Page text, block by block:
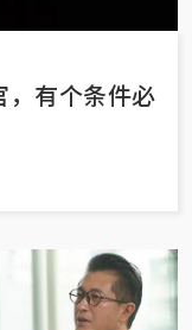
，有个条件必